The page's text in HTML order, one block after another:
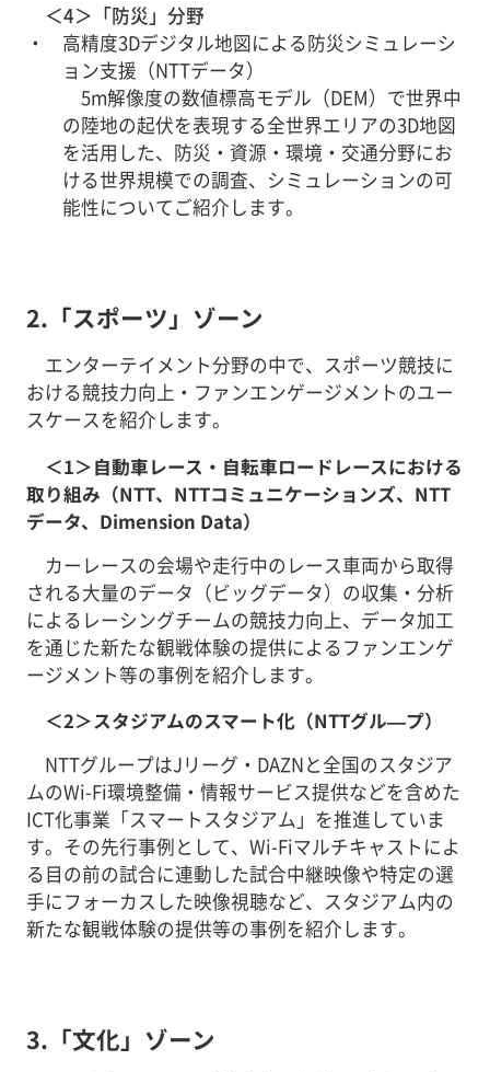
＜4＞「防災」分野
高精度3Dデジタル地図による防災シミュレーシ
ョン支援（NTTデータ）
5m解像度の数値標高モデル（DEM）で世界中
の陸地の起伏を表現する全世界エリアの3D地図
を活用した、防災・資源・環境・交通分野にお
ける世界規模での調査、シミュレーションの可
能性についてご紹介します。
2.「スポーツ」ゾーン
エンターテイメント分野の中で、スポーツ競技に
おける競技力向上・ファンエンゲージメントのユー
スケースを紹介します。
＜1＞自動車レース・自転車ロードレースにおける
取り組み（NTT、NTTコミュニケーションズ、NTT
データ、Dimension Data）
カーレースの会場や走行中のレース車両から取得
される大量のデータ（ビッグデータ）の収集・分析
によるレーシングチームの競技力向上、データ加工
を通じた新たな観戦体験の提供によるファンエンゲ
ージメント等の事例を紹介します。
＜2＞スタジアムのスマート化（NTTグル―プ）
NTTグループはJリーグ・DAZNと全国のスタジア
ムのWi-Fi環境整備・情報サービス提供などを含めた
ICT化事業「スマートスタジアム」を推進していま
す。その先行事例として、Wi-Fiマルチキャストによ
る目の前の試合に連動した試合中継映像や特定の選
手にフォーカスした映像視聴など、スタジアム内の
新たな観戦体験の提供等の事例を紹介します。
3.「文化」ゾーン